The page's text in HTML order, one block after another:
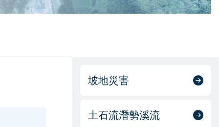
坡地災害
土石流潛勢溪流